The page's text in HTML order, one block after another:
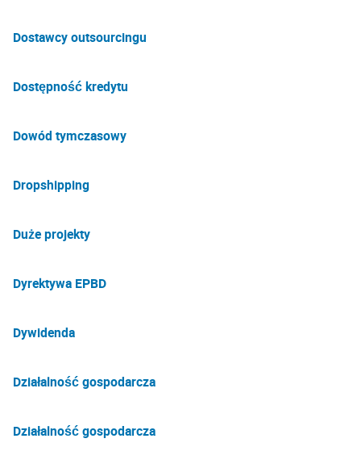
Dostawcy outsourcingu
Dostępność kredytu
Dowód tymczasowy
Dropshipping
Duże projekty
Dyrektywa EPBD
Dywidenda
Działalność gospodarcza
Działalność gospodarcza